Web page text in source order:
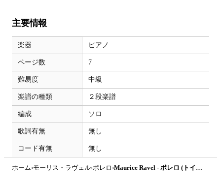
主要情報
楽器 ピアノ
ページ数 7
難易度 中級
楽譜の種類 ２段楽譜
編成 ソロ
歌詞有無 無し
コード有無 無し
ホーム›モーリス・ラヴェル›ボレロ › Maurice Ravel - ボレロ (トイピアノ / クラシック) by pianotopiano